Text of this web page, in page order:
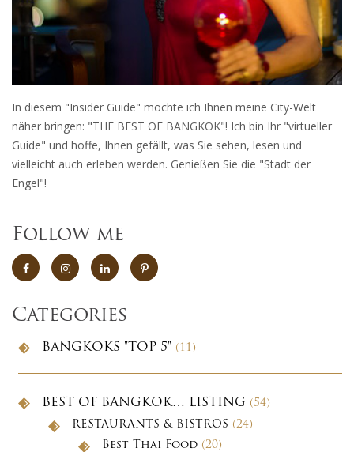
In diesem "Insider Guide" möchte ich Ihnen meine City-Welt
näher bringen: "THE BEST OF BANGKOK"! Ich bin Ihr "virtueller
Guide" und hoffe, Ihnen gefällt, was Sie sehen, lesen und
vielleicht auch erleben werden. Genießen Sie die "Stadt der
Engel"!
Follow me
Categories
BANGKOKS "TOP 5" (11)
BEST OF BANGKOK… LISTING (54)
RESTAURANTS & BISTROS (24)
Best Thai Food (20)